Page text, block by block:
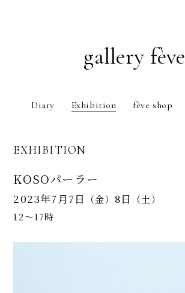
gallery fève
Diary Exhibition fève shop
EXHIBITION
KOSOパーラー
2023年7月7日 （金） 8日
（土）
12〜17時